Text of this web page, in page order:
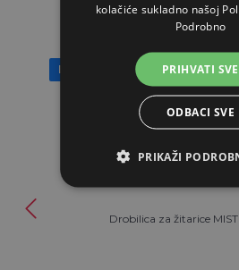
Besplatan prijevoz
Drobilica za žitarice
kolačiće sukladno našoj
Podrobno
PRIHVATI SVE
ODBACI SVE
PRIKAŽI